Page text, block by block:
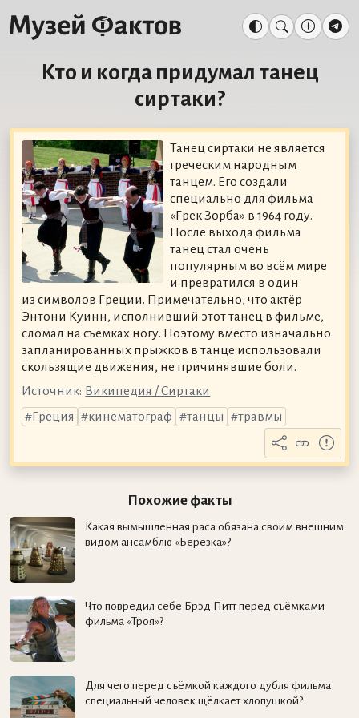
Кто и когда придумал танец
сиртаки?
Танец сиртаки не является
греческим народным
танцем. Его создали
специально для фильма
«Грек Зорба» в 1964 году.
После выхода фильма
танец стал очень
популярным во всём мире
и превратился в один
из символов Греции. Примечательно, что актёр
Энтони Куинн, исполнивший этот танец в фильме,
сломал на съёмках ногу. Поэтому вместо изначально
запланированных прыжков в танце использовали
скользящие движения, не причинявшие боли.
Источник: Википедия / Сиртаки
Греция
кинематограф танцы травмы
Похожие факты
Какая вымышленная раса обязана своим внешним
видом ансамблю «Берёзка»?
Что повредил себе Брэд Питт перед съёмками
фильма «Троя»?
Для чего перед съёмкой каждого дубля фильма
специальный человек щёлкает хлопушкой?